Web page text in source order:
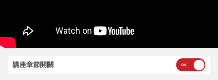
講座章節開關